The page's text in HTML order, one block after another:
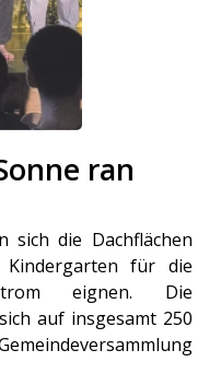
ran
sich die Dachflächen
Kindergarten für die
eignen. Die
auf insgesamt 250